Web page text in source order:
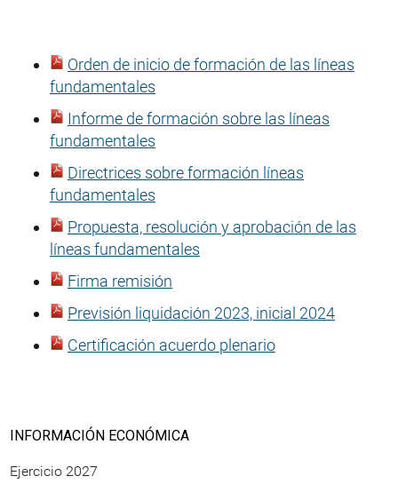
Orden de inicio de formación de las líneas
fundamentales
Informe de formación sobre las líneas
fundamentales
Directrices sobre formación líneas
fundamentales
Propuesta, resolución y aprobación de las
líneas fundamentales
Firma remisión
Previsión liquidación 2023, inicial 2024
Certificación acuerdo plenario
INFORMACIÓN ECONÓMICA
Ejercicio 2027